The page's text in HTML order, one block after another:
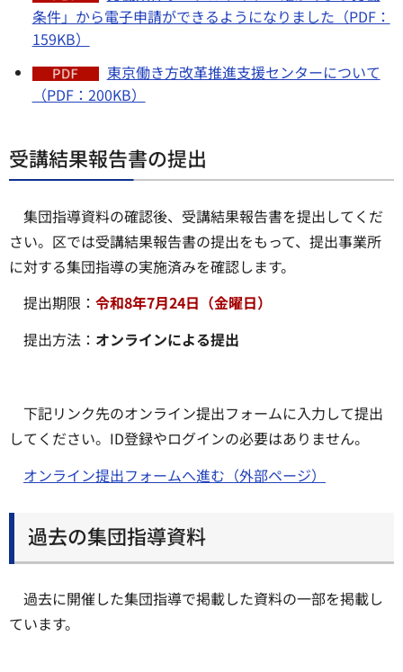
条件」から電子申請ができるようになりました（PDF：
159KB）
東京働き方改革推進支援センターについて
（PDF：200KB）
受講結果報告書の提出
集団指導資料の確認後、受講結果報告書を提出してくだ
さい。区では受講結果報告書の提出をもって、提出事業所
に対する集団指導の実施済みを確認します。
提出期限： 令和8年7月24日（金曜日）
提出方法： オンラインによる提出
下記リンク先のオンライン提出フォームに入力して提出
してください。ID登録やログインの必要はありません。
オンライン提出フォームへ進む（外部ページ）
過去の集団指導資料
過去に開催した集団指導で掲載した資料の一部を掲載し
ています。